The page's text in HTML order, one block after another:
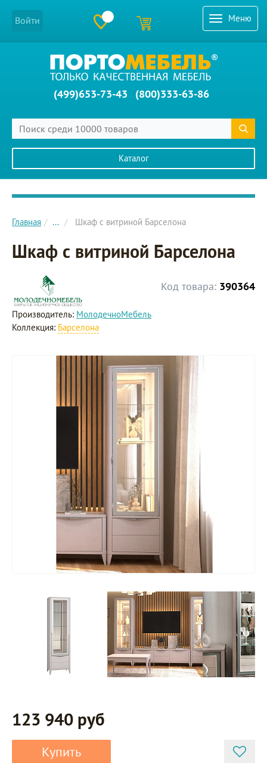
Меню
Войти
(499)653-73-43 (800)333-63-86
Каталог
Главное меню сайта
Главная ... Шкаф с витриной Барселона
Шкаф с витриной Барселона
Код товара: 390364
Производитель: МолодечноМебель
Коллекция: Барселона
123 940 руб
Купить